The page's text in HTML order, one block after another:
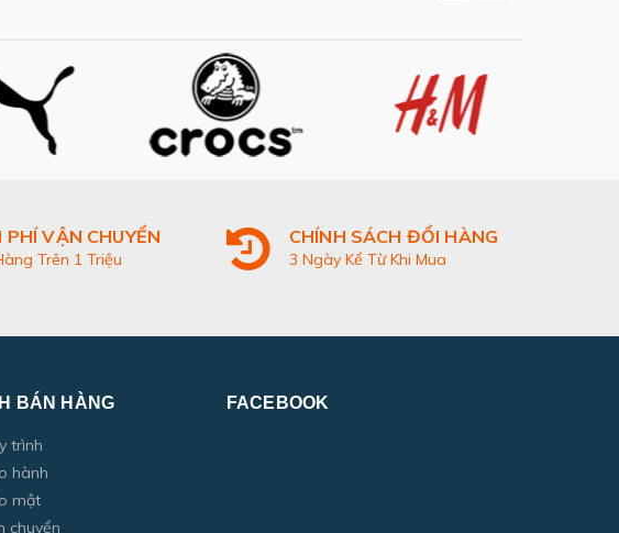
PHÍ VẬN CHUYỂN
Trên 1 Triệu
CHÍNH SÁCH ĐỔI HÀNG
3 Ngày Kể Từ Khi Mua
BÁN HÀNG
trình
hành
mật
chuyển
FACEBOOK